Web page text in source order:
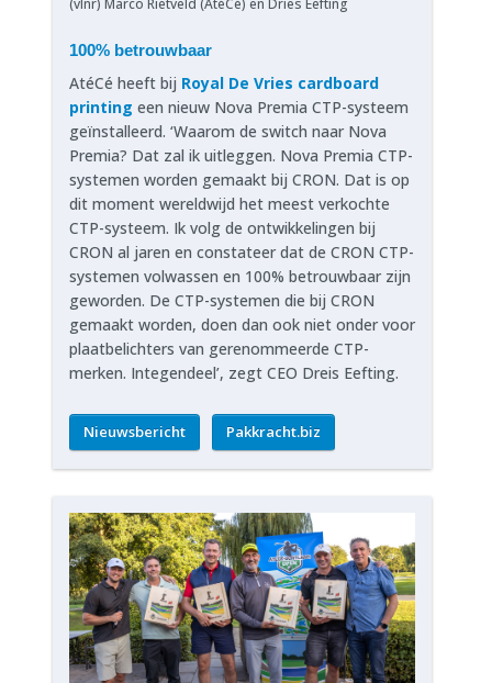
(vlnr) Marco Rietveld (AtéCé) en Dries Eefting
100% betrouwbaar
AtéCé heeft bij Royal De Vries cardboard
printing een nieuw Nova Premia CTP-systeem
geïnstalleerd. ‘Waarom de switch naar Nova
Premia? Dat zal ik uitleggen. Nova Premia CTP-
systemen worden gemaakt bij CRON. Dat is op
dit moment wereldwijd het meest verkochte
CTP-systeem. Ik volg de ontwikkelingen bij
CRON al jaren en constateer dat de CRON CTP-
systemen volwassen en 100% betrouwbaar zijn
geworden. De CTP-systemen die bij CRON
gemaakt worden, doen dan ook niet onder voor
plaatbelichters van gerenommeerde CTP-
merken. Integendeel’, zegt CEO Dreis Eefting.
Nieuwsbericht Pakkracht.biz